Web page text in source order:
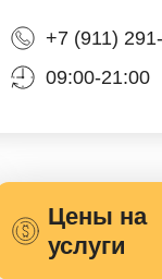
+7 (911)
09:00-21:00
Цены на
услуги